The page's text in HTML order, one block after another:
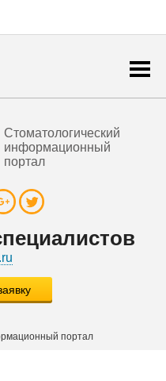
Стоматологический
информационный
портал
портал